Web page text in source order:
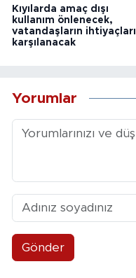
Kıyılarda amaç dışı
kullanım önlenecek,
vatandaşların ihtiyaçları
karşılanacak
Yorumlar
Gönder